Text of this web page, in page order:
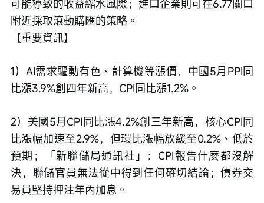
可能導致的收益縮水風險；進口企業則可在6.77關口
附近採取滾動購匯的策略。
【重要資訊】
1）AI需求驅動有色、計算機等漲價，中國5月PPI同
比漲3.9%創四年新高，CPI同比漲1.2%。
2）美國5月CPI同比漲4.2%創三年新高，核心CPI同
比漲幅加速至2.9%，但環比漲幅放緩至0.2%、低於
預期；「新聯儲局通訊社」：CPI報告什麼都沒解
決，聯儲官員無法從中得到任何確切結論；債券交
易員堅持押注年內加息。